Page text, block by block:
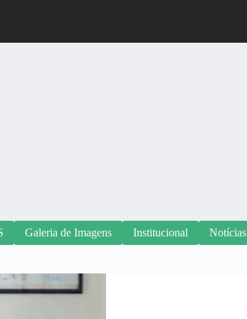
Galeria de Imagens Institucional Notícias